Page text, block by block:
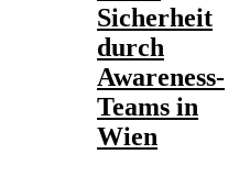
Sicherheit
durch
Awareness-
Teams in
Wien